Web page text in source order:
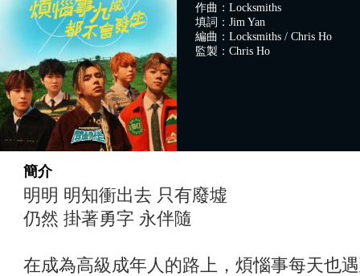
作曲：Locksmiths
填詞：Jim Yan
編曲：Locksmiths / Chris Ho
監製：Chris Ho
簡介
明明 明知衝出去 只有廢墟
仍然 掛著勇字 永伴隨
在成為高級成年人的路上，煩惱事每天也